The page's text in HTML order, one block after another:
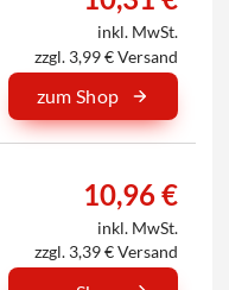
inkl. MwSt.
zzgl. 3,99 € Versand
zum Shop
10,96 €
inkl. MwSt.
zzgl. 3,39 € Versand